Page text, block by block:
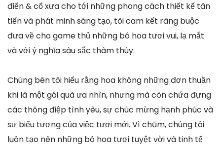
điển & cổ xưa cho tới những phong cách thiết kế tân
tiến và phát minh sáng tạo, tôi cam kết ràng buộc
đưa về cho game thủ những bó hoa tươi vui, lạ mắt
và với ý nghĩa sâu sắc thâm thúy.
Chúng bên tôi hiểu rằng hoa không những đơn thuần
khi là một gói quà ưa nhìn, nhưng mà còn chứa đựng
các thông điệp tình yêu, sự chúc mừng hạnh phúc và
sự biểu tượng của việc tươi mới. Vì chũm, chúng tôi
luôn tạo nên những bó hoa tươi tuyệt vời và tinh tế